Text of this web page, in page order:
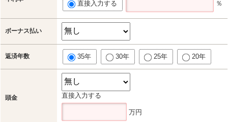
直接入力する ％
ボーナス払い
返済年数 35年 30年 25年 20年
頭金 直接入力する
万円